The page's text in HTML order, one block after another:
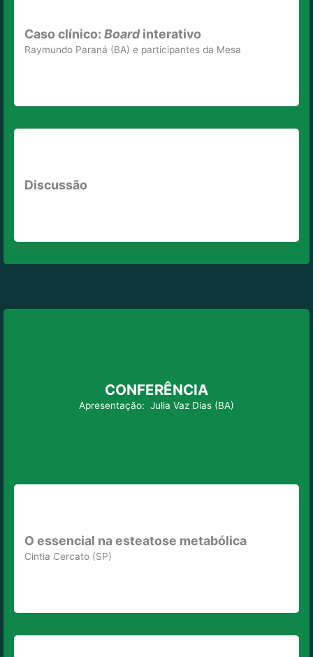
Caso clínico: Boardinterativo
Raymundo Paraná (BA) e participantes da Mesa
Discussão
CONFERÊNCIA
Apresentação: Julia Vaz Dias (BA)
O essencial na esteatose metabólica
Cintia Cercato (SP)